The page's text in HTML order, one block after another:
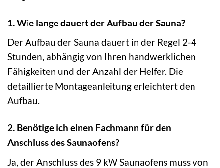
1. Wie lange dauert der Aufbau der Sauna?
Der Aufbau der Sauna dauert in der Regel 2-4
Stunden, abhängig von Ihren handwerklichen
Fähigkeiten und der Anzahl der Helfer. Die
detaillierte Montageanleitung erleichtert den
Aufbau.
2. Benötige ich einen Fachmann für den
Anschluss des Saunaofens?
Ja, der Anschluss des 9 kW Saunaofens muss von